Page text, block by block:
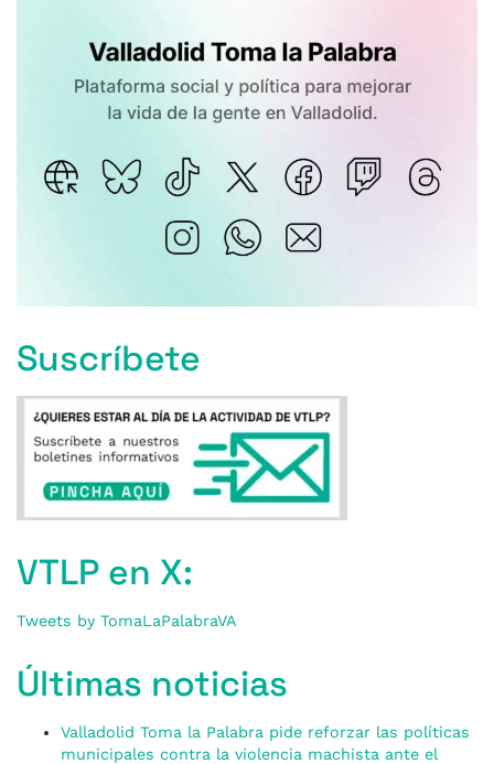
Suscríbete
VTLP en X:
Tweets by TomaLaPalabraVA
Últimas noticias
Valladolid Toma la Palabra pide reforzar las políticas
municipales contra la violencia machista ante el